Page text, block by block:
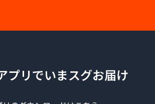
プリでいまスグお届け